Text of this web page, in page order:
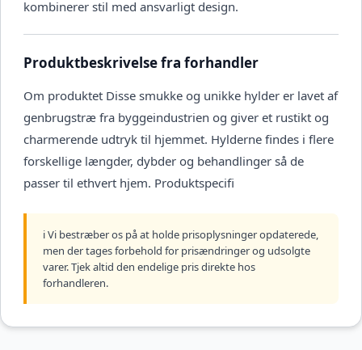
kombinerer stil med ansvarligt design.
Produktbeskrivelse fra forhandler
Om produktet Disse smukke og unikke hylder er lavet af
genbrugstræ fra byggeindustrien og giver et rustikt og
charmerende udtryk til hjemmet. Hylderne findes i flere
forskellige længder, dybder og behandlinger så de
passer til ethvert hjem. Produktspecifi
ℹ️ Vi bestræber os på at holde prisoplysninger opdaterede,
men der tages forbehold for prisændringer og udsolgte
varer. Tjek altid den endelige pris direkte hos
forhandleren.